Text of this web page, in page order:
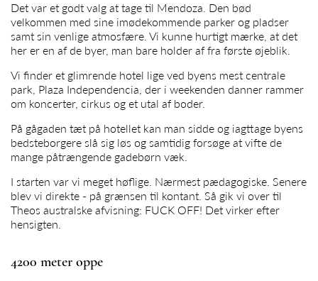
Det var et godt valg at tage til Mendoza. Den bød
velkommen med sine imødekommende parker og pladser
samt sin venlige atmosfære. Vi kunne hurtigt mærke, at det
her er en af de byer, man bare holder af fra første øjeblik.
Vi finder et glimrende hotel lige ved byens mest centrale
park, Plaza Independencia, der i weekenden danner rammer
om koncerter, cirkus og et utal af boder.
På gågaden tæt på hotellet kan man sidde og iagttage byens
bedsteborgere slå sig løs og samtidig forsøge at vifte de
mange påtrængende gadebørn væk.
I starten var vi meget høflige. Nærmest pædagogiske. Senere
blev vi direkte - på grænsen til kontant. Så gik vi over til
Theos australske afvisning: FUCK OFF! Det virker efter
hensigten.
4200 meter oppe